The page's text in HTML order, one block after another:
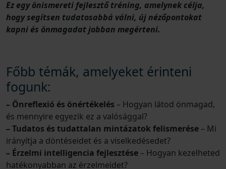
Ez egy önismereti fejlesztő tréning, amelynek célja,
hogy segítsen tudatosabbá válni, új nézőpontokat
kapni és önmagadat jobban megérteni.
Főbb témák, amelyeket érinteni
fogunk:
– Önreflexió és önértékelés – Hogyan látod önmagad,
és mennyire egyezik ez a valósággal?
– Tudatos és tudattalan mintázatok felismerése – Mi
irányítja a döntéseidet és a viselkedésedet?
– Érzelmi intelligencia fejlesztése – Hogyan kezelheted
hatékonyabban az érzelmeidet?